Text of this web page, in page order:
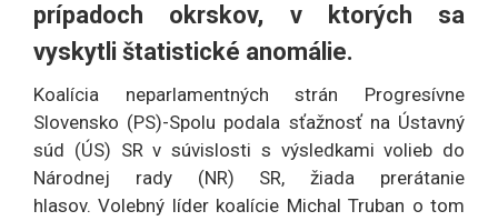
prípadoch okrskov, v ktorých sa
vyskytli štatistické anomálie.
Koalícia neparlamentných strán Progresívne
Slovensko (PS)-Spolu podala sťažnosť na Ústavný
súd (ÚS) SR v súvislosti s výsledkami volieb do
Národnej rady (NR) SR, žiada prerátanie
hlasov. Volebný líder koalície Michal Truban o tom